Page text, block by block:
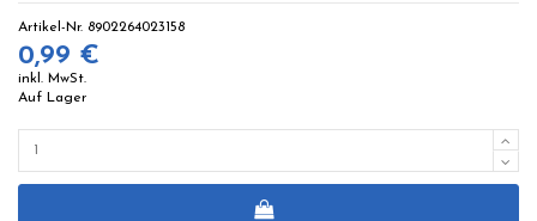
Artikel-Nr. 8902264023158
0,99 €
inkl. MwSt.
Auf Lager